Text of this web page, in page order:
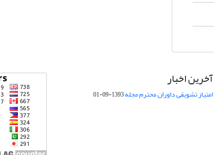
آخرین اخبار
امتیاز تشویقی داوران محترم مجله1393-09-01